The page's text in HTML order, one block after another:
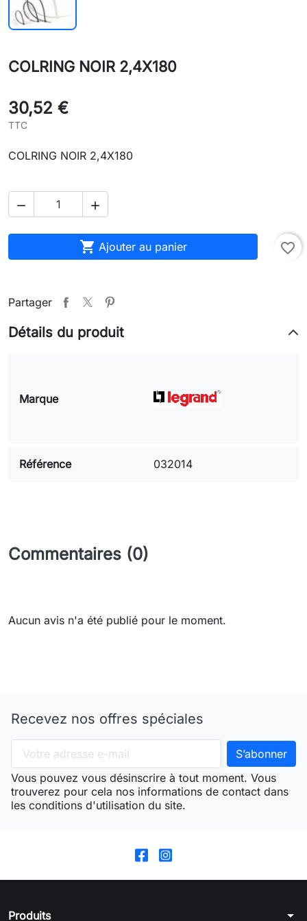
COLRING NOIR 2,4X180
30,52 €
TTC
COLRING NOIR 2,4X180
 
 Ajouter au panier favorite_border
Partager
Détails du produit
Marque
Référence 032014
Commentaires (0)
Aucun avis n'a été publié pour le moment.
Recevez nos offres spéciales
Vous pouvez vous désinscrire à tout moment. Vous
trouverez pour cela nos informations de contact dans
les conditions d'utilisation du site.
Produits arrow_drop_down